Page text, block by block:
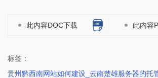
此内容DOC下载 此内容
标签：
贵州黔西南网站如何建设_云南楚雄服务器的托